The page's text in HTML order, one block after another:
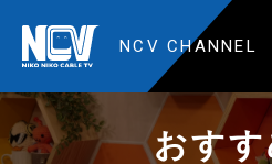
NCV CHANNEL
おす